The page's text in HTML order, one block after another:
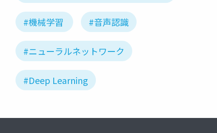
#機械学習 #音声認識
#ニューラルネットワーク
#Deep Learning